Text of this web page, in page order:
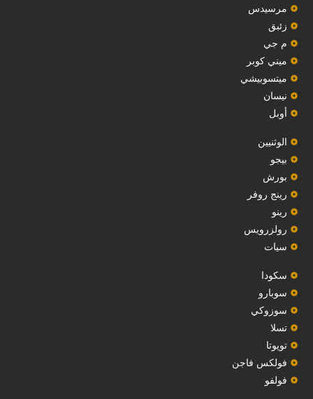
مرسيدس
‏زئبق‏
م جي
ميني كوبر
ميتسوبيشي
نيسان
أوبل
‏الوثنيين‏
بيجو
بورش
رينج روفر
رينو
رولزرويس
سيات
سكودا
‏سوبارو‏
سوزوكي
تسلا
تويوتا
فولكس فاجن
فولفو